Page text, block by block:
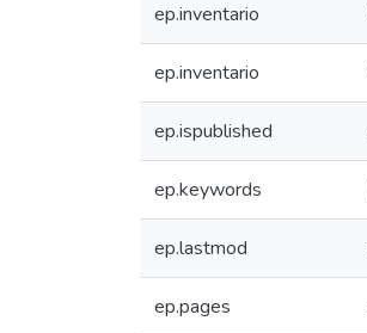
ep.inventario
ep.inventario
ep.ispublished
ep.keywords
ep.lastmod
ep.pages